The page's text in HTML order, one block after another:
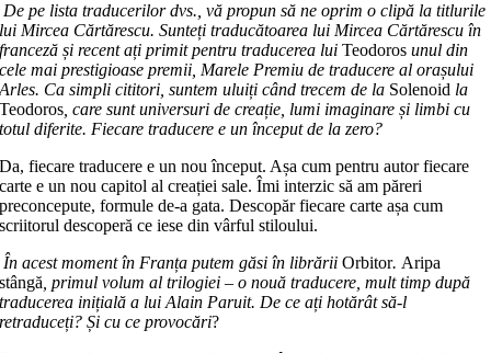
De pe lista traducerilor dvs., vă propun să ne oprim o clipă la titlurile
lui Mircea Cărtărescu. Sunteți traducătoarea lui Mircea Cărtărescu în
franceză și recent ați primit pentru traducerea luiTeodoros unul din
cele mai prestigioase premii, Marele Premiu de traducere al orașului
Arles. Ca simpli cititori, suntem uluiți când trecem de la Solenoid la
Teodoros, care sunt universuri de creație, lumi imaginare și limbi cu
totul diferite. Fiecare traducere e un început de la zero?
Da, fiecare traducere e un nou început. Așa cum pentru autor fiecare
carte e un nou capitol al creației sale. Îmi interzic să am păreri
preconcepute, formule de-a gata. Descopăr fiecare carte așa cum
scriitorul descoperă ce iese din vârful stiloului.
În acest moment în Franța putem găsi în librăriiOrbitor.Aripa
stângă, primul volum al trilogiei – o nouă traducere, mult timp după
traducerea inițială a lui Alain Paruit. De ce ați hotărât să-l
retraduceți? Și cu ce provocări?